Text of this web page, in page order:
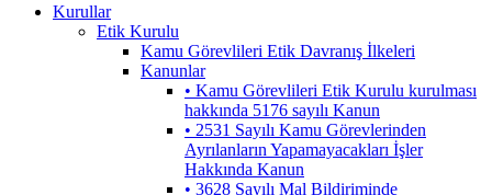
Kurullar
Etik Kurulu
Kamu Görevlileri Etik Davranış İlkeleri
Kanunlar
• Kamu Görevlileri Etik Kurulu kurulması
hakkında 5176 sayılı Kanun
• 2531 Sayılı Kamu Görevlerinden
Ayrılanların Yapamayacakları İşler
Hakkında Kanun
• 3628 Sayılı Mal Bildiriminde